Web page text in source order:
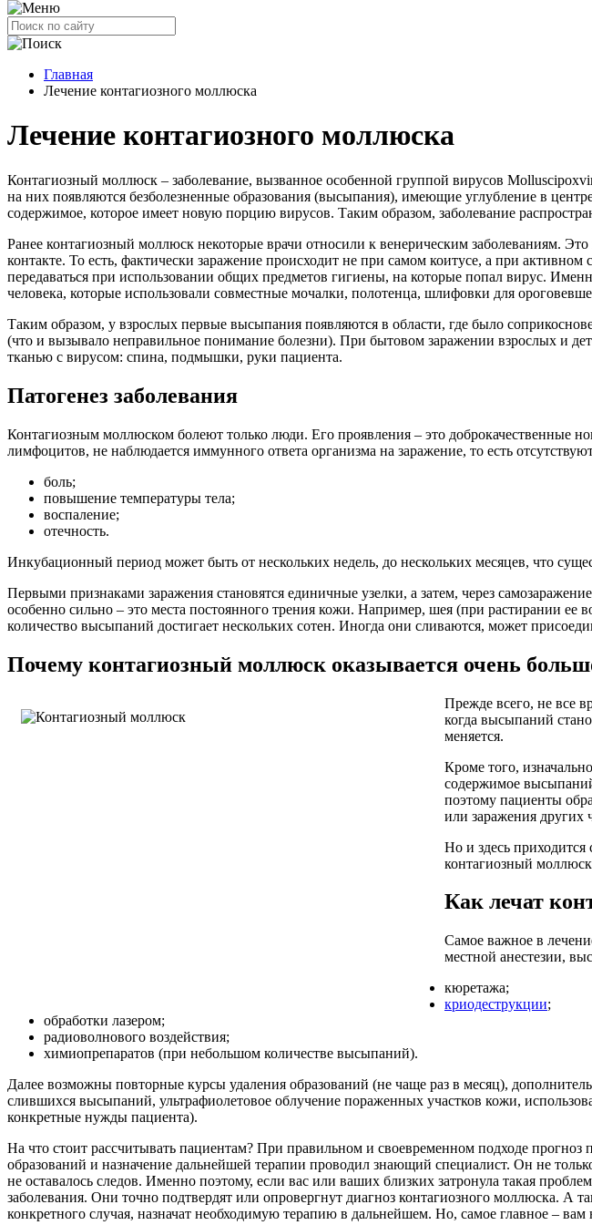
Главная
Лечение контагиозного моллюска
Лечение контагиозного моллюска
Контагиозный моллюск – заболевание, вызванное особенной группой вирусов
на них появляются безболезненные образования (высыпания), имеющие углубление в
содержимое, которое имеет новую порцию вирусов. Таким образом, заболевание
Ранее контагиозный моллюск некоторые врачи относили к венерическим заболеваниям.
контакте. То есть, фактически заражение происходит не при самом коитусе, а при
передаваться при использовании общих предметов гигиены, на которые попал вирус.
человека, которые использовали совместные мочалки, полотенца, шлифовки для
Таким образом, у взрослых первые высыпания появляются в области, где было
(что и вызывало неправильное понимание болезни). При бытовом заражении взрослых и
тканью с вирусом: спина, подмышки, руки пациента.
Патогенез заболевания
Контагиозным моллюском болеют только люди. Его проявления – это доброкачественные
лимфоцитов, не наблюдается иммунного ответа организма на заражение, то есть
боль;
повышение температуры тела;
воспаление;
отечность.
Инкубационный период может быть от нескольких недель, до нескольких месяцев, что
Первыми признаками заражения становятся единичные узелки, а затем, через
особенно сильно – это места постоянного трения кожи. Например, шея (при растирании
количество высыпаний достигает нескольких сотен. Иногда они сливаются, может
Почему контагиозный моллюск оказывается очень
Прежде всего, не все
когда высыпаний
меняется.
Кроме того,
содержимое
поэтому пациенты
или заражения других
Но и здесь приходится
контагиозный
Как лечат
Самое важное в
местной анестезии,
кюретажа;
криодеструкции;
обработки лазером;
радиоволнового воздействия;
химиопрепаратов (при небольшом количестве высыпаний).
Далее возможны повторные курсы удаления образований (не чаще раз в месяц),
слившихся высыпаний, ультрафиолетовое облучение пораженных участков кожи,
конкретные нужды пациента).
На что стоит рассчитывать пациентам? При правильном и своевременном подходе
образований и назначение дальнейшей терапии проводил знающий специалист. Он не
не оставалось следов. Именно поэтому, если вас или ваших близких затронула такая
заболевания. Они точно подтвердят или опровергнут диагноз контагиозного моллюска. А
конкретного случая, назначат необходимую терапию в дальнейшем. Но, самое главное –